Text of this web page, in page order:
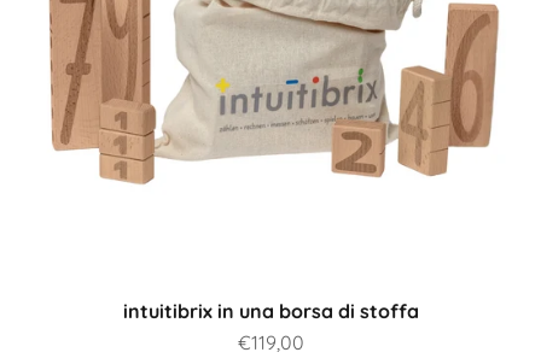
intuitibrix in una borsa di stoffa
Prezzo scontato
€119,00